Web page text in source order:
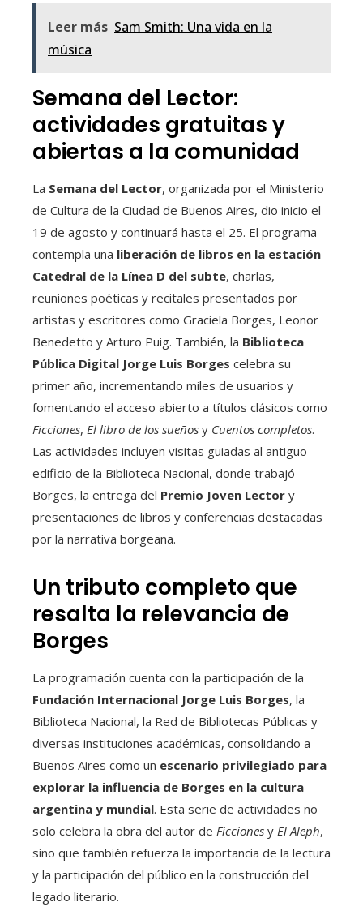
Leer más Sam Smith: Una vida en la
música
Semana del Lector:
actividades gratuitas y
abiertas a la comunidad
La Semana del Lector, organizada por el Ministerio
de Cultura de la Ciudad de Buenos Aires, dio inicio el
19 de agosto y continuará hasta el 25. El programa
contempla una liberación de libros en la estación
Catedral de la Línea D del subte, charlas,
reuniones poéticas y recitales presentados por
artistas y escritores como Graciela Borges, Leonor
Benedetto y Arturo Puig. También, la Biblioteca
Pública Digital Jorge Luis Borges celebra su
primer año, incrementando miles de usuarios y
fomentando el acceso abierto a títulos clásicos como
Ficciones, El libro de los sueños y Cuentos completos.
Las actividades incluyen visitas guiadas al antiguo
edificio de la Biblioteca Nacional, donde trabajó
Borges, la entrega del Premio Joven Lector y
presentaciones de libros y conferencias destacadas
por la narrativa borgeana.
Un tributo completo que
resalta la relevancia de
Borges
La programación cuenta con la participación de la
Fundación Internacional Jorge Luis Borges, la
Biblioteca Nacional, la Red de Bibliotecas Públicas y
diversas instituciones académicas, consolidando a
Buenos Aires como un escenario privilegiado para
explorar la influencia de Borges en la cultura
argentina y mundial. Esta serie de actividades no
solo celebra la obra del autor de Ficciones y El Aleph,
sino que también refuerza la importancia de la lectura
y la participación del público en la construcción del
legado literario.